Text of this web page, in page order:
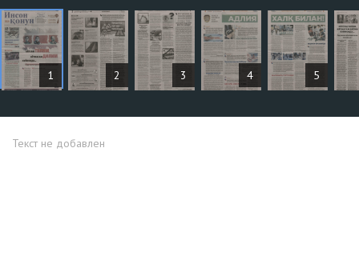
1 2 3 4 5
СТАТЬИ
Текст не добавлен